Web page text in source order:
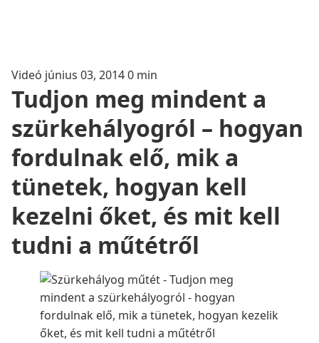
Videó június 03, 20140 min
Tudjon meg mindent a
szürkehályogról – hogyan
fordulnak elő, mik a
tünetek, hogyan kell
kezelni őket, és mit kell
tudni a műtétről